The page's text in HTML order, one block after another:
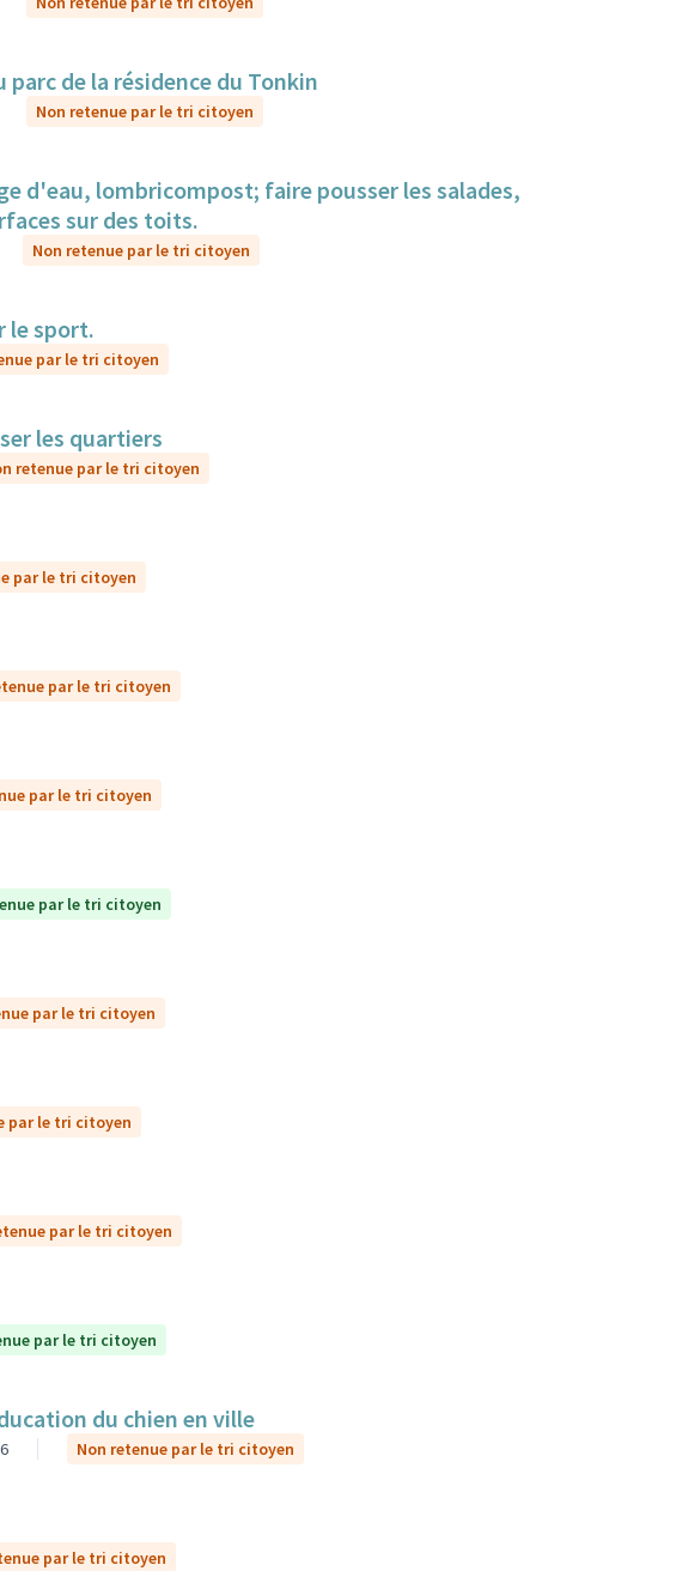
de la résidence du Tonkin
Non retenue par le tri citoyen
d'eau, lombricompost; faire pousser les salades,
sur des toits.
Non retenue par le tri citoyen
le sport.
par le tri citoyen
les quartiers
retenue par le tri citoyen
par le tri citoyen
par le tri citoyen
par le tri citoyen
par le tri citoyen
par le tri citoyen
par le tri citoyen
par le tri citoyen
par le tri citoyen
du chien en ville
Non retenue par le tri citoyen
par le tri citoyen